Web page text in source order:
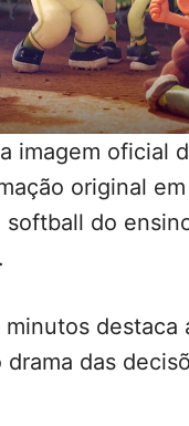
imagem oficial
original
do
das